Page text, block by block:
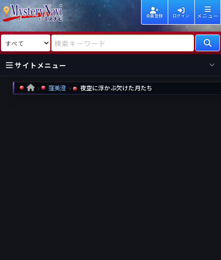
会員登録 ログイン メニュー
検索対象 検索キーワード
サイトメニュー
国内
海外
新着
HOME 窪美澄 夜空に浮かぶ欠けた月たち